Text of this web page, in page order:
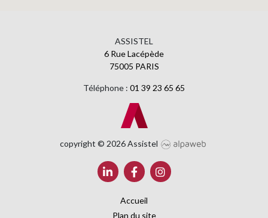
ASSISTEL
6 Rue Lacépède
75005 PARIS
Téléphone : 01 39 23 65 65
copyright © 2026 Assistel
Accueil
Plan du site